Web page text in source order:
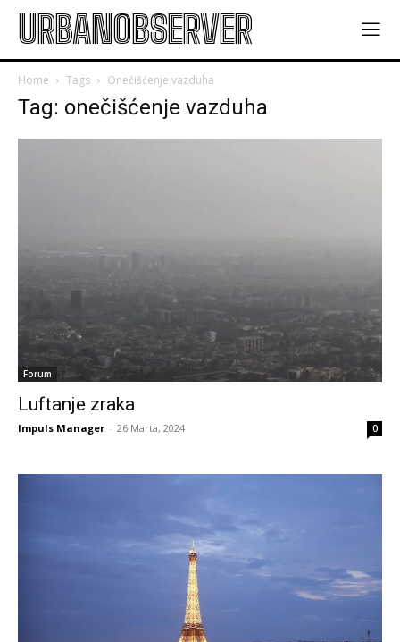
URBANOBSERVER
Home Tags Onečišćenje vazduha
Tag: onečišćenje vazduha
Forum
Luftanje zraka
Impuls Manager - 26 Marta, 2024 0